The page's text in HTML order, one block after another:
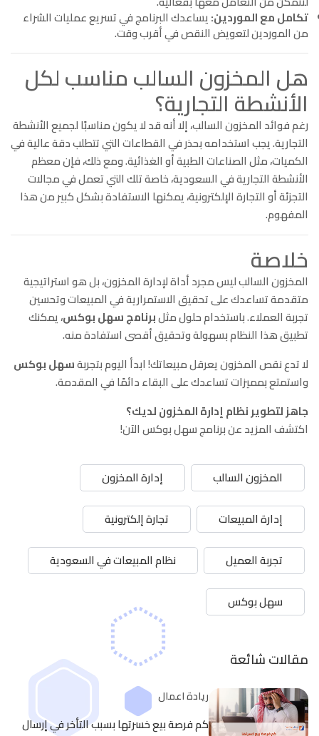
تكامل مع الموردين:يساعدك البرنامج في تسريع عمليات الشراء
من الموردين لتعويض النقص في أقرب وقت.
هل المخزون السالب مناسب لكل
الأنشطة التجارية؟
رغم فوائد المخزون السالب، إلا أنه قد لا يكون مناسبًا لجميع الأنشطة
التجارية. يجب استخدامه بحذر في القطاعات التي تتطلب دقة عالية في
الكميات، مثل الصناعات الطبية أو الغذائية. ومع ذلك، فإن معظم
الأنشطة التجارية في السعودية، خاصة تلك التي تعمل في مجالات
التجزئة أو التجارة الإلكترونية، يمكنها الاستفادة بشكل كبير من هذا
المفهوم.
خلاصة
المخزون السالب ليس مجرد أداة لإدارة المخزون، بل هو استراتيجية
متقدمة تساعدك على تحقيق الاستمرارية في المبيعات وتحسين
تجربة العملاء. باستخدام حلول مثلبرنامج سهل بوكس، يمكنك
تطبيق هذا النظام بسهولة وتحقيق أقصى استفادة منه.
لا تدع نقص المخزون يعرقل مبيعاتك! ابدأ اليوم بتجربةسهل بوكس
واستمتع بمميزات تساعدك على البقاء دائمًا في المقدمة.
جاهز لتطوير نظام إدارة المخزون لديك؟
اكتشف المزيد عن برنامج سهل بوكس الآن!
مقالات شائعة
ريادة اعمال
كم فرصة بيع خسرتها بسبب التأخر في إرسال
المخزون السالب
إدارة المخزون
إدارة المبيعات
تجارة إلكترونية
تجربة العميل
نظام المبيعات في السعودية
سهل بوكس